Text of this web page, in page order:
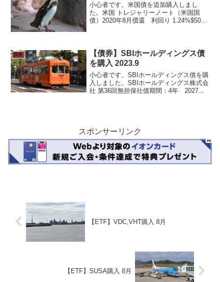
小心者です。米国債を追加購入しまし
た。米国 トレジャリーノート（米国国
債）2020年8月償還 利回り 1.24%$500
債券
【債券】SBIホールディングス債
を購入 2023.9
小心者です。SBIホールディングス債を購
入しました。SBIホールディングス株式会
社 第36回無担保社債期間：4年 2027年9
スポンサーリンク
【ETF】VDC,VHT購入 8月
【ETF】SUSA購入 8月